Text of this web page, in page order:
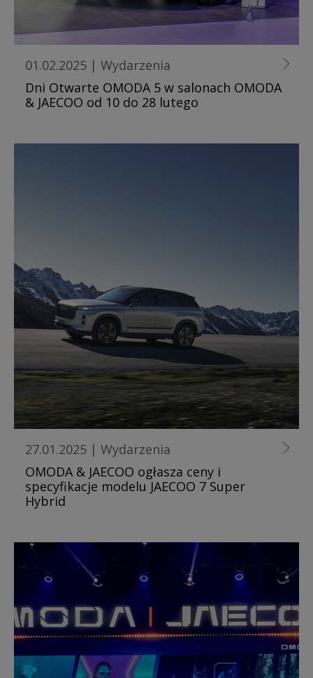
01.02.2025 | Wydarzenia
Dni Otwarte OMODA 5 w salonach OMODA
& JAECOO od 10 do 28 lutego
27.01.2025 | Wydarzenia
OMODA & JAECOO ogłasza ceny i
specyfikacje modelu JAECOO 7 Super
Hybrid